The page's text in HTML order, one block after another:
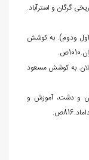
های تاریخی گرگان و استرآباد.
(جلد اول ودوم). به کوشش
و گیلان. به کوشش مسعود
گرگان و دشت، آموزش و